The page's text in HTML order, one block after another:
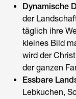
Dynamische
der
täglich ihre
kleines Bild
wird der
der ganzen
Essbare
Lebkuchen,